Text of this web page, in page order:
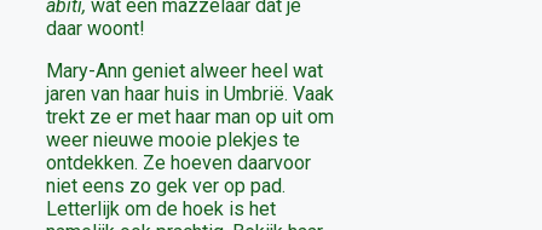
abiti, wat een mazzelaar dat je
daar woont!
Mary-Ann geniet alweer heel wat
jaren van haar huis in Umbrië. Vaak
trekt ze er met haar man op uit om
weer nieuwe mooie plekjes te
ontdekken. Ze hoeven daarvoor
niet eens zo gek ver op pad.
Letterlijk om de hoek is het